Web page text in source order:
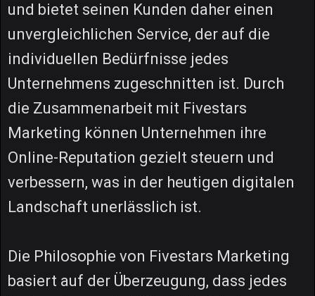
und bietet seinen Kunden daher einen
unvergleichlichen Service, der auf die
individuellen Bedürfnisse jedes
Unternehmens zugeschnitten ist. Durch
die Zusammenarbeit mit Fivestars
Marketing können Unternehmen ihre
Online-Reputation gezielt steuern und
verbessern, was in der heutigen digitalen
Landschaft unerlässlich ist.
Die Philosophie von Fivestars Marketing
basiert auf der Überzeugung, dass jedes